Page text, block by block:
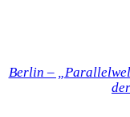
Berlin –